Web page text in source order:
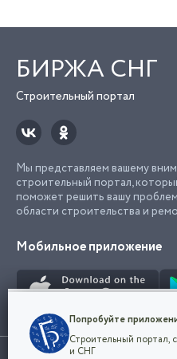
БИРЖА СНГ
Строительный портал
Мы представляем вашему
строительный портал,
поможет решить вашу
области строительства и
Мобильное приложение
Использование сайта, в том числе
Конфиденциальность
Мы используем файлы
наш сайт удобным для
Попробуйте
Строительный портал,
и СНГ